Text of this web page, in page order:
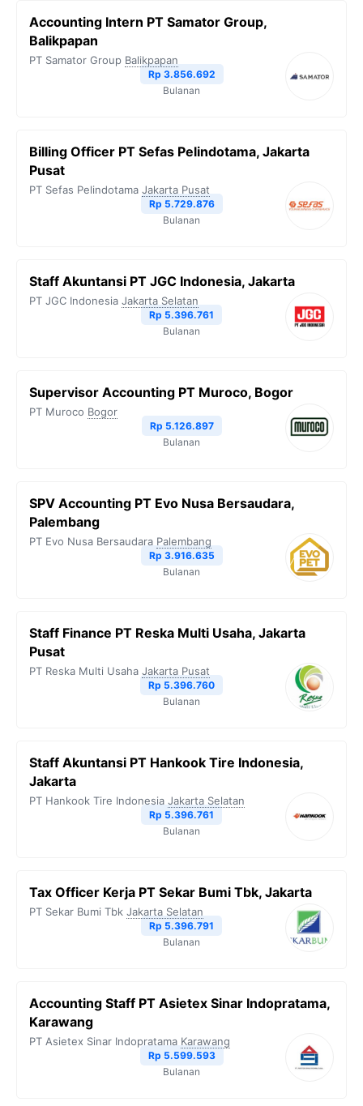
Accounting Intern PT Samator Group,
Balikpapan
PT Samator Group Balikpapan
Rp 3.856.692
Bulanan
Billing Officer PT Sefas Pelindotama, Jakarta
Pusat
PT Sefas Pelindotama Jakarta Pusat
Rp 5.729.876
Bulanan
Staff Akuntansi PT JGC Indonesia, Jakarta
PT JGC Indonesia Jakarta Selatan
Rp 5.396.761
Bulanan
Supervisor Accounting PT Muroco, Bogor
PT Muroco Bogor
Rp 5.126.897
Bulanan
SPV Accounting PT Evo Nusa Bersaudara,
Palembang
PT Evo Nusa Bersaudara Palembang
Rp 3.916.635
Bulanan
Staff Finance PT Reska Multi Usaha, Jakarta
Pusat
PT Reska Multi Usaha Jakarta Pusat
Rp 5.396.760
Bulanan
Staff Akuntansi PT Hankook Tire Indonesia,
Jakarta
PT Hankook Tire Indonesia Jakarta Selatan
Rp 5.396.761
Bulanan
Tax Officer Kerja PT Sekar Bumi Tbk, Jakarta
PT Sekar Bumi Tbk Jakarta Selatan
Rp 5.396.791
Bulanan
Accounting Staff PT Asietex Sinar Indopratama,
Karawang
PT Asietex Sinar Indopratama Karawang
Rp 5.599.593
Bulanan